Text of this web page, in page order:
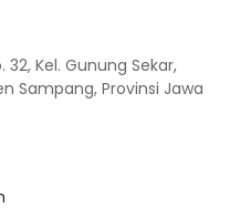
32, Kel. Gunung Sekar,
Sampang, Provinsi Jawa